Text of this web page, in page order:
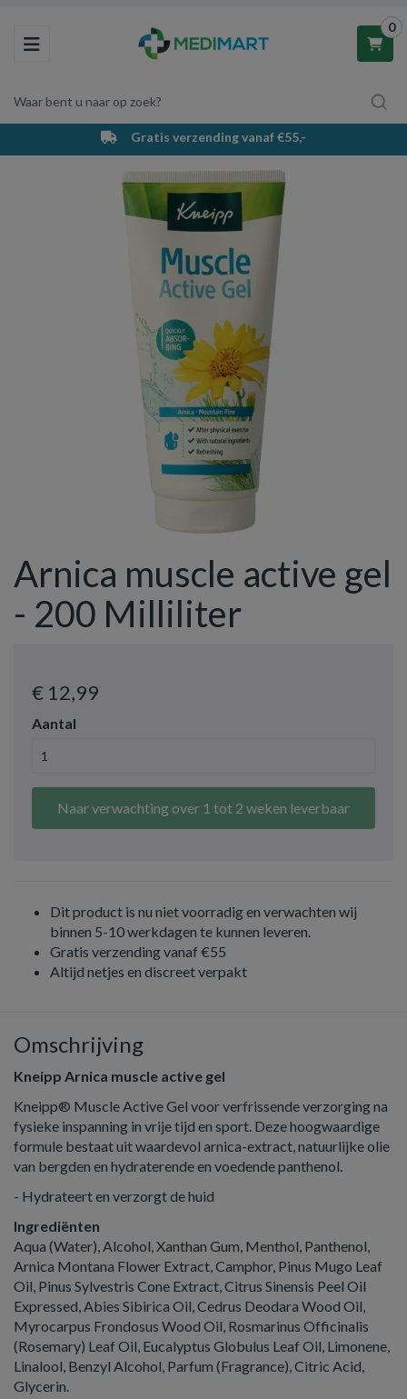
Toggle navigation
Waar bent u naar op zoek?
0
Winkelwagen
Uw winkelwagen is leeg.
Vul hem met producten.
Gratis verzending vanaf €55,-
Arnica muscle active gel
- 200 Milliliter
€ 12,99
Aantal
Naar verwachting over 1 tot 2 weken leverbaar
Dit product is nu niet voorradig en verwachten wij
binnen 5-10 werkdagen te kunnen leveren.
Gratis verzending vanaf €55
Altijd netjes en discreet verpakt
Omschrijving
Kneipp Arnica muscle active gel
Kneipp® Muscle Active Gel voor verfrissende verzorging na
fysieke inspanning in vrije tijd en sport. Deze hoogwaardige
formule bestaat uit waardevol arnica-extract, natuurlijke olie
van bergden en hydraterende en voedende panthenol.
- Hydrateert en verzorgt de huid
Ingrediënten
Aqua (Water), Alcohol, Xanthan Gum, Menthol, Panthenol,
Arnica Montana Flower Extract, Camphor, Pinus Mugo Leaf
Oil, Pinus Sylvestris Cone Extract, Citrus Sinensis Peel Oil
Expressed, Abies Sibirica Oil, Cedrus Deodara Wood Oil,
Myrocarpus Frondosus Wood Oil, Rosmarinus Officinalis
(Rosemary) Leaf Oil, Eucalyptus Globulus Leaf Oil, Limonene,
Linalool, Benzyl Alcohol, Parfum (Fragrance), Citric Acid,
Glycerin.